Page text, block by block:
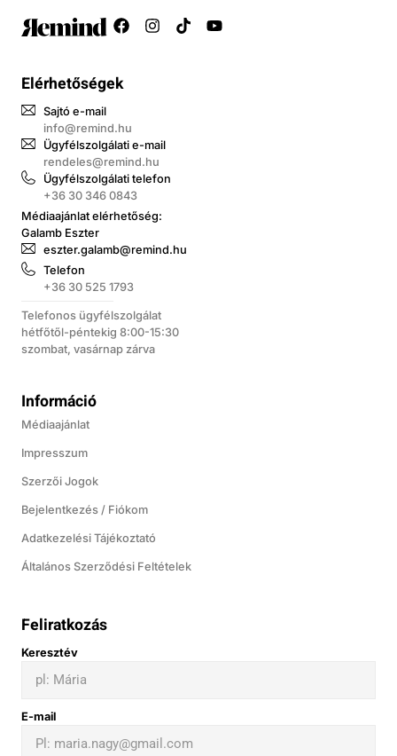
Elérhetőségek
Sajtó e-mail
info@remind.hu
Ügyfélszolgálati e-mail
rendeles@remind.hu
Ügyfélszolgálati telefon
+36 30 346 0843
Médiaajánlat elérhetőség:
Galamb Eszter
eszter.galamb@remind.hu
Telefon
+36 30 525 1793
Telefonos ügyfélszolgálat
hétfőtől-péntekig 8:00-15:30
szombat, vasárnap zárva
Információ
Médiaajánlat
Impresszum
Szerzői Jogok
Bejelentkezés / Fiókom
Adatkezelési Tájékoztató
Általános Szerződési Feltételek
Feliratkozás
Keresztév
E-mail